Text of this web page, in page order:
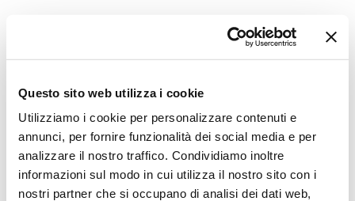
Questo sito web utilizza i cookie
Utilizziamo i cookie per personalizzare contenuti e
annunci, per fornire funzionalità dei social media e per
analizzare il nostro traffico. Condividiamo inoltre
informazioni sul modo in cui utilizza il nostro sito con i
nostri partner che si occupano di analisi dei dati web,